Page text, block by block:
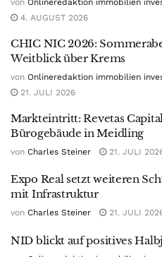
von Onlineredaktion immobilien
4. AUGUST 2026
CHIC NIC 2026:
Weitblick über Krems
von Onlineredaktion immobilien
21. JULI 2026
Markteintritt: Revetas
Bürogebäude in Meidling
von Charles Steiner 21. JULI
Expo Real setzt weiteren
mit Infrastruktur
von Charles Steiner 21. JULI
NID blickt auf positives